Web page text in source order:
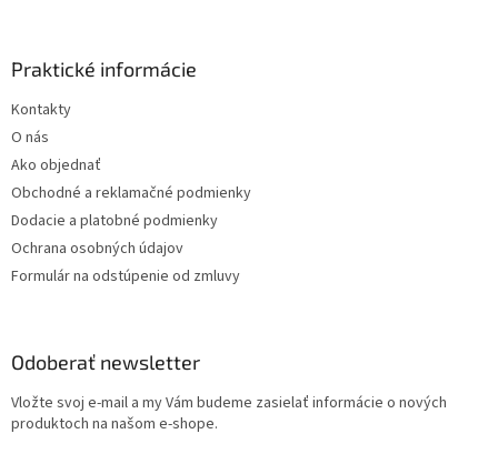
Praktické informácie
Kontakty
O nás
Ako objednať
Obchodné a reklamačné podmienky
Dodacie a platobné podmienky
Ochrana osobných údajov
Formulár na odstúpenie od zmluvy
Odoberať newsletter
Vložte svoj e-mail a my Vám budeme zasielať informácie o nových
produktoch na našom e-shope.